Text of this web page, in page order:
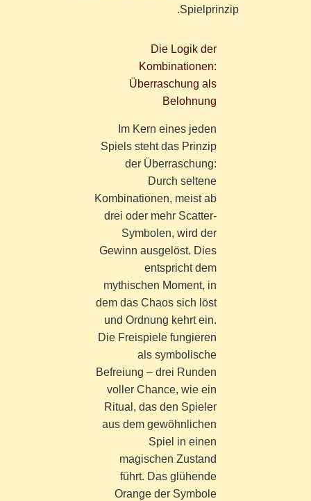
Spielprinzip.
Die Logik der
Kombinationen:
Überraschung als
Belohnung
Im Kern eines jeden
Spiels steht das Prinzip
der Überraschung:
Durch seltene
Kombinationen, meist ab
drei oder mehr Scatter-
Symbolen, wird der
Gewinn ausgelöst. Dies
entspricht dem
mythischen Moment, in
dem das Chaos sich löst
und Ordnung kehrt ein.
Die Freispiele fungieren
als symbolische
Befreiung – drei Runden
voller Chance, wie ein
Ritual, das den Spieler
aus dem gewöhnlichen
Spiel in einen
magischen Zustand
führt. Das glühende
Orange der Symbole